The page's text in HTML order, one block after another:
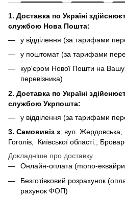
1. Доставка по Україні
службою Нова Пошта:
у відділення (за тарифами
у поштомат (за тарифами
кур'єром Нової Пошти на
перевізника)
2. Доставка по Україні
службою Укрпошта:
у відділення (за тарифами
3. Самовивіз з: вул. Жердовська,
Гоголів, Київської області.,
Докладніше про доставку
Онлайн-оплата (mono-
Безготівковий розрахунок
рахунок ФОП)